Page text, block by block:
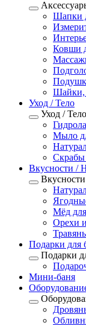
Шапки
Ковши
Шайки,
Уход / Тело
Уход / Тело
Мыло
Скрабы
Вкусности /
Мёд
Орехи
Подарки для
Подарки
Мини-баня